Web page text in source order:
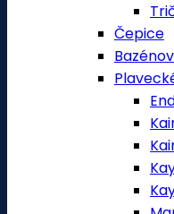
Čepice